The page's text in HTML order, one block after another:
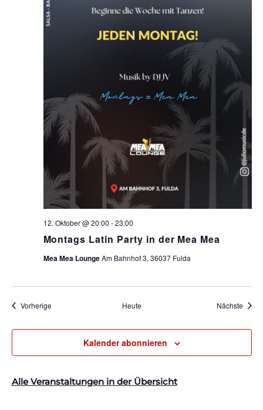
Montags Latin Party in der Mea Mea
12. Oktober @ 20:00 -23:00
Mea Mea LoungeAm Bahnhof 3, 36037 Fulda
VorherigeVeranstaltungen Heute Nächste
Kalender abonnieren
Alle Veranstaltungen in der Übersicht